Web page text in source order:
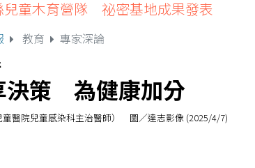
兒童木育營隊 祕密基地成果發表
教育 專家深論
決策 為健康加分
童醫院兒童感染科主治醫師） 圖／達志影像 (2025/4/7)